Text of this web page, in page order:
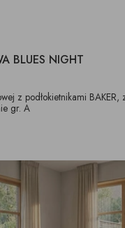
BLUES NIGHT
z podłokietnikami BAKER,
gr. A